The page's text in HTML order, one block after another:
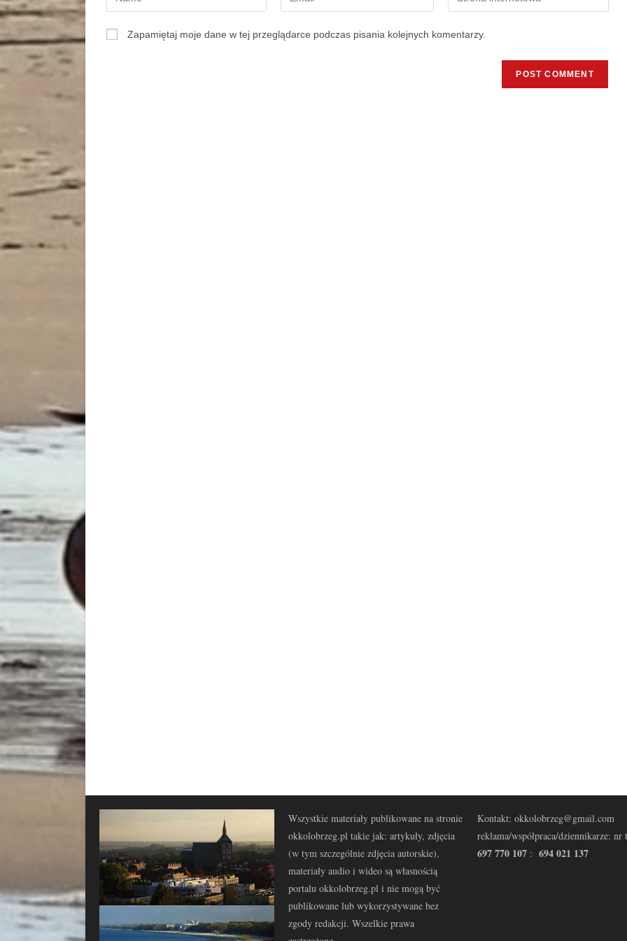
Zapamiętaj moje dane w tej przeglądarce podczas pisania kolejnych komentarzy.
Wszystkie materiały publikowane na stronie
okkolobrzeg.pl takie jak: artykuły, zdjęcia
(w tym szczególnie zdjęcia autorskie),
materiały audio i wideo są własnością
portalu okkolobrzeg.pl i nie mogą być
publikowane lub wykorzystywane bez
zgody redakcji. Wszelkie prawa
Kontakt: okkolobrzeg@gmail.com
reklama/współpraca/dziennikarze: nr
697 770 107 : 694 021 137